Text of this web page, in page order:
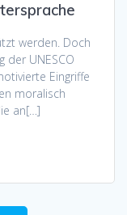
werden. Doch
der UNESCO
Eingriffe
moralisch
an[…]